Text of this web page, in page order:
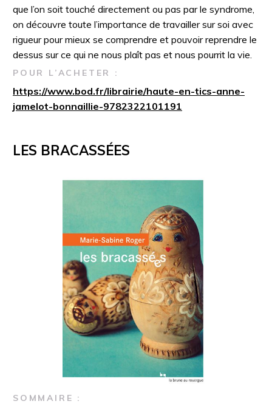
que l’on soit touché directement ou pas par le syndrome,
on découvre toute l’importance de travailler sur soi avec
rigueur pour mieux se comprendre et pouvoir reprendre le
dessus sur ce qui ne nous plaît pas et nous pourrit la vie.
POUR L’ACHETER :
https://www.bod.fr/librairie/haute-en-tics-anne-
jamelot-bonnaillie-9782322101191
LES BRACASSÉES
SOMMAIRE :